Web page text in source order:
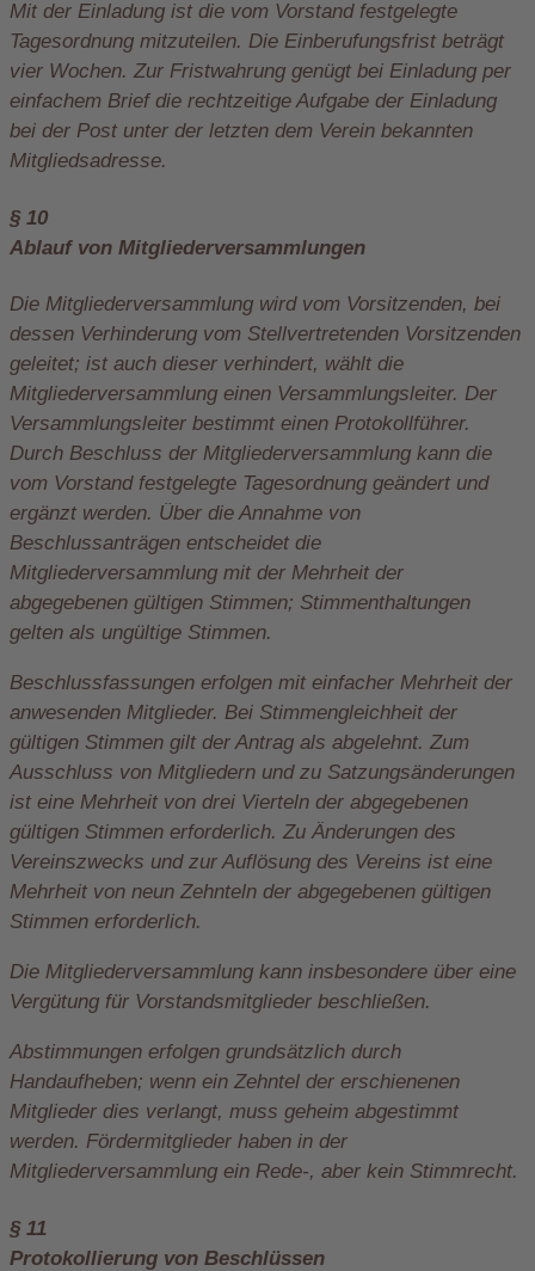
Mit der Einladung ist die vom Vorstand festgelegte
Tagesordnung mitzuteilen. Die Einberufungsfrist beträgt
vier Wochen. Zur Fristwahrung genügt bei Einladung per
einfachem Brief die rechtzeitige Aufgabe der Einladung
bei der Post unter der letzten dem Verein bekannten
Mitgliedsadresse.
§ 10
Ablauf von Mitgliederversammlungen
Die Mitgliederversammlung wird vom Vorsitzenden, bei
dessen Verhinderung vom Stellvertretenden Vorsitzenden
geleitet; ist auch dieser verhindert, wählt die
Mitgliederversammlung einen Versammlungsleiter. Der
Versammlungsleiter bestimmt einen Protokollführer.
Durch Beschluss der Mitgliederversammlung kann die
vom Vorstand festgelegte Tagesordnung geändert und
ergänzt werden. Über die Annahme von
Beschlussanträgen entscheidet die
Mitgliederversammlung mit der Mehrheit der
abgegebenen gültigen Stimmen; Stimmenthaltungen
gelten als ungültige Stimmen.
Beschlussfassungen erfolgen mit einfacher Mehrheit der
anwesenden Mitglieder. Bei Stimmengleichheit der
gültigen Stimmen gilt der Antrag als abgelehnt. Zum
Ausschluss von Mitgliedern und zu Satzungsänderungen
ist eine Mehrheit von drei Vierteln der abgegebenen
gültigen Stimmen erforderlich. Zu Änderungen des
Vereinszwecks und zur Auflösung des Vereins ist eine
Mehrheit von neun Zehnteln der abgegebenen gültigen
Stimmen erforderlich.
Die Mitgliederversammlung kann insbesondere über eine
Vergütung für Vorstandsmitglieder beschließen.
Abstimmungen erfolgen grundsätzlich durch
Handaufheben; wenn ein Zehntel der erschienenen
Mitglieder dies verlangt, muss geheim abgestimmt
werden. Fördermitglieder haben in der
Mitgliederversammlung ein Rede-, aber kein Stimmrecht.
§ 11
Protokollierung von Beschlüssen